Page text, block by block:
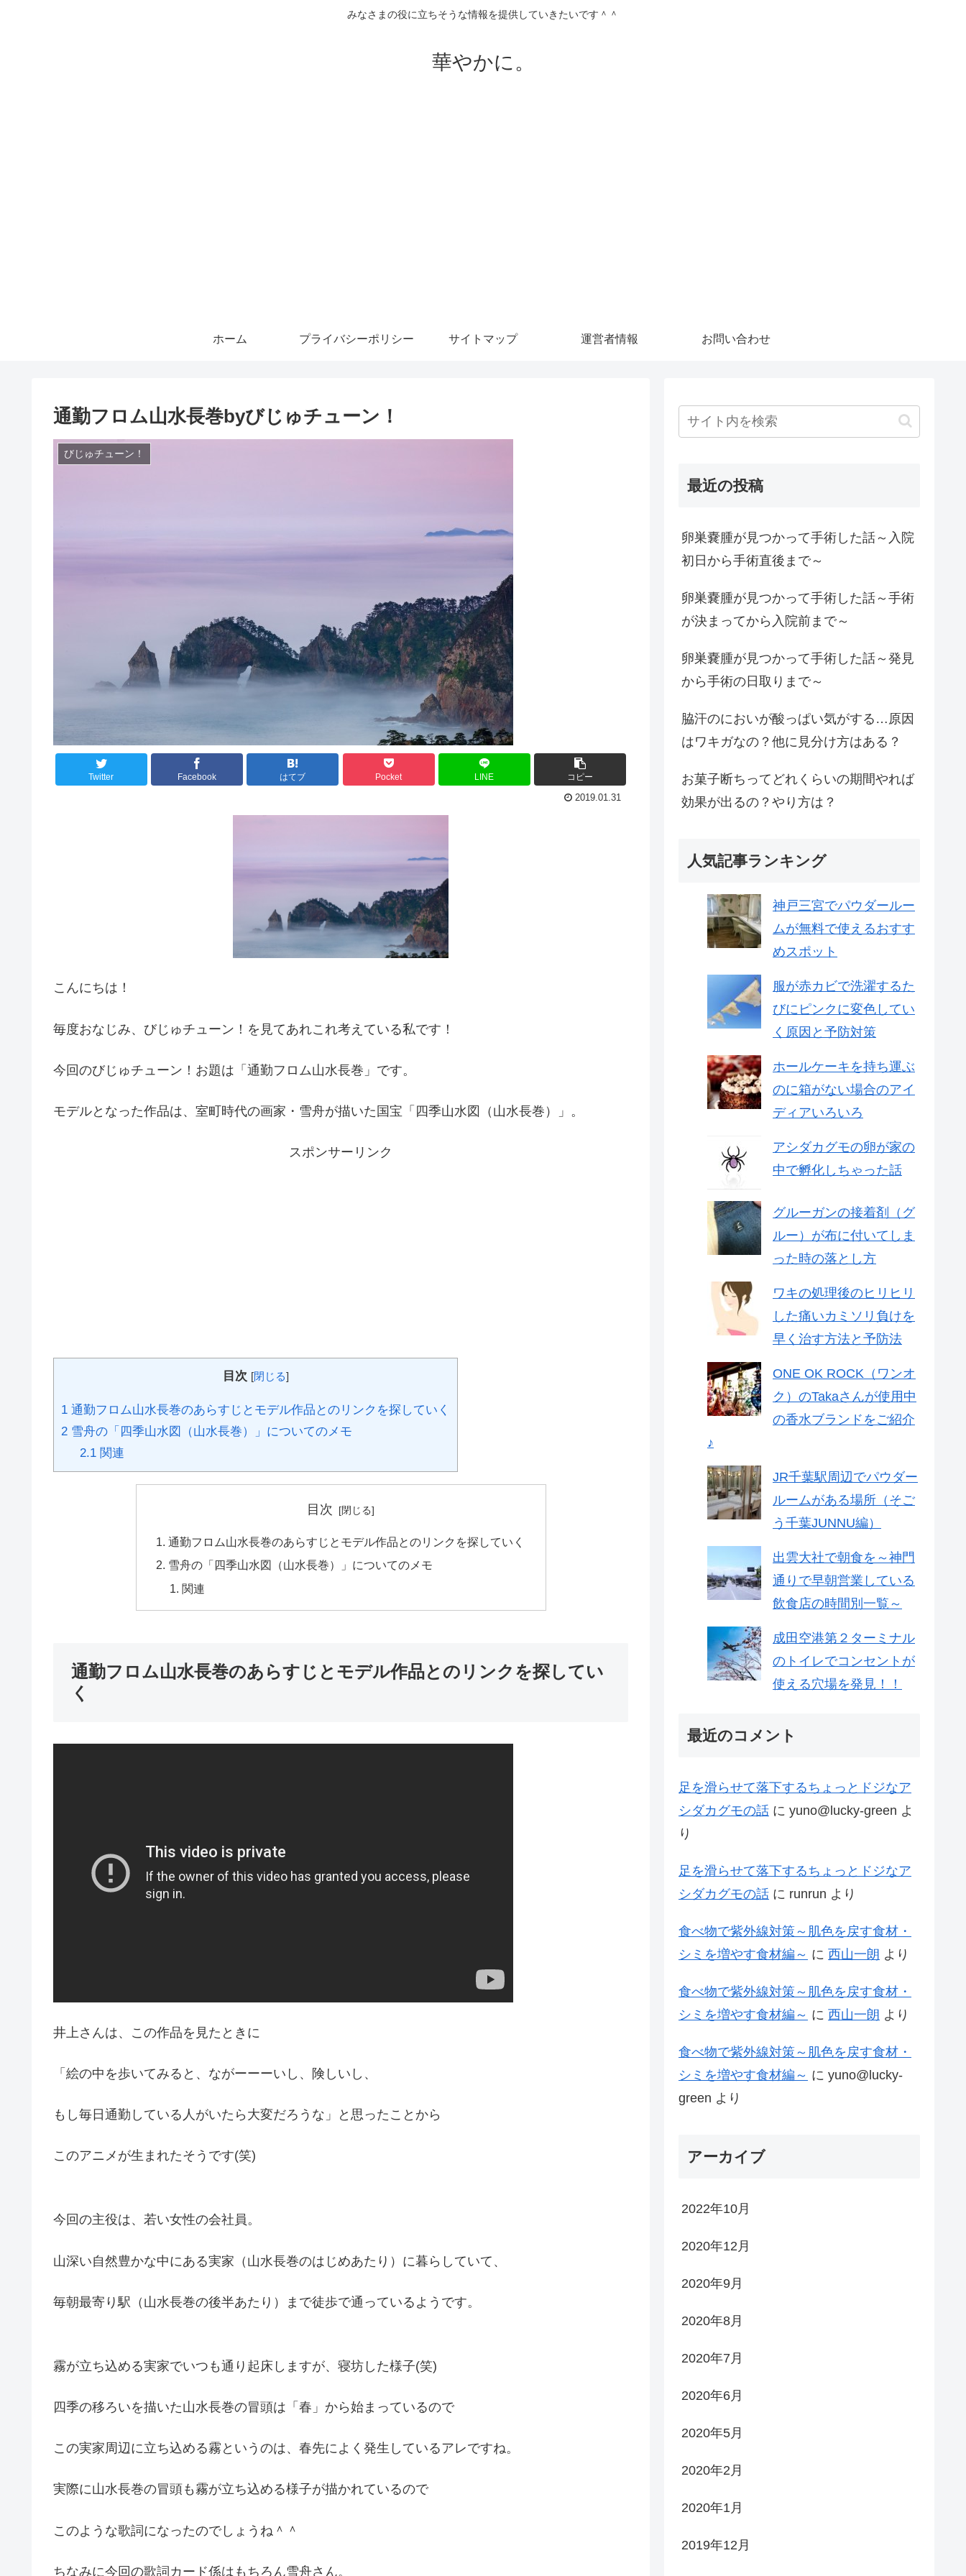
みなさまの役に立ちそうな情報を提供していきたいです＾＾
華やかに。
ホーム プライバシーポリシー サイトマップ 運営者情報 お問い合わせ
通勤フロム山水長巻byびじゅチューン！
びじゅチューン！
Twitter Facebook はてブ Pocket LINE コピー
2019.01.31
こんにちは！
毎度おなじみ、びじゅチューン！を見てあれこれ考えている私です！
今回のびじゅチューン！お題は「通勤フロム山水長巻」です。
モデルとなった作品は、室町時代の画家・雪舟が描いた国宝「四季山水図（山水長巻）」。
スポンサーリンク
目次 [閉じる]
1 通勤フロム山水長巻のあらすじとモデル作品とのリンクを探していく
2 雪舟の「四季山水図（山水長巻）」についてのメモ
2.1関連
目次
通勤フロム山水長巻のあらすじとモデル作品とのリンクを探していく
雪舟の「四季山水図（山水長巻）」についてのメモ
関連
通勤フロム山水長巻のあらすじとモデル作品とのリンクを探してい
く
井上さんは、この作品を見たときに
「絵の中を歩いてみると、ながーーーいし、険しいし、
もし毎日通勤している人がいたら大変だろうな」と思ったことから
このアニメが生まれたそうです(笑)
今回の主役は、若い女性の会社員。
山深い自然豊かな中にある実家（山水長巻のはじめあたり）に暮らしていて、
毎朝最寄り駅（山水長巻の後半あたり）まで徒歩で通っているようです。
霧が立ち込める実家でいつも通り起床しますが、寝坊した様子(笑)
四季の移ろいを描いた山水長巻の冒頭は「春」から始まっているので
この実家周辺に立ち込める霧というのは、春先によく発生しているアレですね。
実際に山水長巻の冒頭も霧が立ち込める様子が描かれているので
このような歌詞になったのでしょうね＾＾
ちなみに今回の歌詞カード係はもちろん雪舟さん。
最近の投稿
卵巣嚢腫が見つかって手術した話～入院
初日から手術直後まで～
卵巣嚢腫が見つかって手術した話～手術
が決まってから入院前まで～
卵巣嚢腫が見つかって手術した話～発見
から手術の日取りまで～
脇汗のにおいが酸っぱい気がする…原因
はワキガなの？他に見分け方はある？
お菓子断ちってどれくらいの期間やれば
効果が出るの？やり方は？
人気記事ランキング
神戸三宮でパウダールー
ムが無料で使えるおすす
めスポット
服が赤カビで洗濯するた
びにピンクに変色してい
く原因と予防対策
ホールケーキを持ち運ぶ
のに箱がない場合のアイ
ディアいろいろ
アシダカグモの卵が家の
中で孵化しちゃった話
グルーガンの接着剤（グ
ルー）が布に付いてしま
った時の落とし方
ワキの処理後のヒリヒリ
した痛いカミソリ負けを
早く治す方法と予防法
ONE OK ROCK（ワンオ
ク）のTakaさんが使用中
の香水ブランドをご紹介
♪
JR千葉駅周辺でパウダー
ルームがある場所（そご
う千葉JUNNU編）
出雲大社で朝食を～神門
通りで早朝営業している
飲食店の時間別一覧～
成田空港第２ターミナル
のトイレでコンセントが
使える穴場を発見！！
最近のコメント
足を滑らせて落下するちょっとドジなア
シダカグモの話 に yuno@lucky-green よ
り
足を滑らせて落下するちょっとドジなア
シダカグモの話 に runrun より
食べ物で紫外線対策～肌色を戻す食材・
シミを増やす食材編～ に 西山一朗 より
食べ物で紫外線対策～肌色を戻す食材・
シミを増やす食材編～ に 西山一朗 より
食べ物で紫外線対策～肌色を戻す食材・
シミを増やす食材編～ に yuno@lucky-
green より
アーカイブ
2022年10月
2020年12月
2020年9月
2020年8月
2020年7月
2020年6月
2020年5月
2020年2月
2020年1月
2019年12月